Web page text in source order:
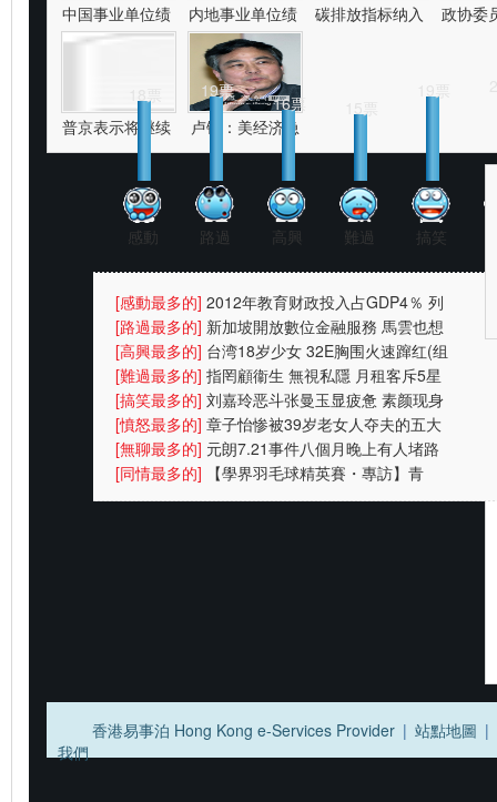
人表態】
感動
19票
路過
16票
高興 難過 搞笑
[感動最多的] 2012年教育财政投入占GDP4％ 列
财政支出首位
[路過最多的] 新加坡開放數位金融服務 馬雲也想
搶杯羹
[高興最多的] 台湾18岁少女 32E胸围火速蹿红(组
图)
[難過最多的] 指罔顧衞生 無視私隱 月租客斥5星
酒店4宗罪
[搞笑最多的] 刘嘉玲恶斗张曼玉显疲惫 素颜现身
太阳镜遮
[憤怒最多的] 章子怡惨被39岁老女人夺夫的五大
原因
[無聊最多的] 元朗7.21事件八個月晚上有人堵路
警方放催
[同情最多的]
【學界羽毛球精英賽・專訪】青
中：放下成敗
中国事业单位绩 内地事业单位绩 碳排放指标纳入 政协委
普京表示将继续
卢锋：美经济急
救
香港易事泊 Hong Kong e-Services Provider | 站點地圖 |
我們